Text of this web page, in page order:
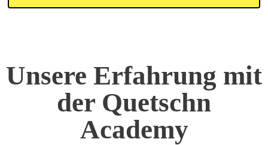
Unsere Erfahrung mit
der Quetschn
Academy